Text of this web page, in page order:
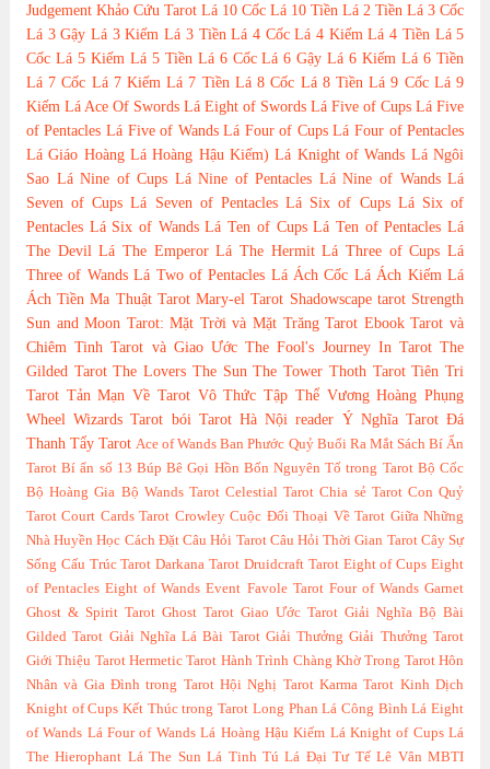
Judgement Khảo Cứu Tarot Lá 10 Cốc Lá 10 Tiền Lá 2 Tiền Lá 3 Cốc
Lá 3 Gậy Lá 3 Kiếm Lá 3 Tiền Lá 4 Cốc Lá 4 Kiếm Lá 4 Tiền Lá 5
Cốc Lá 5 Kiếm Lá 5 Tiền Lá 6 Cốc Lá 6 Gậy Lá 6 Kiếm Lá 6 Tiền
Lá 7 Cốc Lá 7 Kiếm Lá 7 Tiền Lá 8 Cốc Lá 8 Tiền Lá 9 Cốc Lá 9
Kiếm Lá Ace Of Swords Lá Eight of Swords Lá Five of Cups Lá Five
of Pentacles Lá Five of Wands Lá Four of Cups Lá Four of Pentacles
Lá Giáo Hoàng Lá Hoàng Hậu Kiếm) Lá Knight of Wands Lá Ngôi
Sao Lá Nine of Cups Lá Nine of Pentacles Lá Nine of Wands Lá
Seven of Cups Lá Seven of Pentacles Lá Six of Cups Lá Six of
Pentacles Lá Six of Wands Lá Ten of Cups Lá Ten of Pentacles Lá
The Devil Lá The Emperor Lá The Hermit Lá Three of Cups Lá
Three of Wands Lá Two of Pentacles Lá Ách Cốc Lá Ách Kiếm Lá
Ách Tiền Ma Thuật Tarot Mary-el Tarot Shadowscape tarot Strength
Sun and Moon Tarot: Mặt Trời và Mặt Trăng Tarot Ebook Tarot và
Chiêm Tinh Tarot và Giao Ước The Fool's Journey In Tarot The
Gilded Tarot The Lovers The Sun The Tower Thoth Tarot Tiên Tri
Tarot Tản Mạn Về Tarot Vô Thức Tập Thể Vương Hoàng Phụng
Wheel Wizards Tarot bói Tarot Hà Nội reader Ý Nghĩa Tarot Đá
Thanh Tẩy Tarot Ace of Wands Ban Phước Quỷ Buổi Ra Mắt Sách Bí Ẩn
Tarot Bí ẩn số 13 Búp Bê Gọi Hồn Bốn Nguyên Tố trong Tarot Bộ Cốc
Bộ Hoàng Gia Bộ Wands Tarot Celestial Tarot Chia sẻ Tarot Con Quỷ
Tarot Court Cards Tarot Crowley Cuộc Đối Thoại Về Tarot Giữa Những
Nhà Huyền Học Cách Đặt Câu Hỏi Tarot Câu Hỏi Thời Gian Tarot Cây Sự
Sống Cấu Trúc Tarot Darkana Tarot Druidcraft Tarot Eight of Cups Eight
of Pentacles Eight of Wands Event Favole Tarot Four of Wands Garnet
Ghost & Spirit Tarot Ghost Tarot Giao Ước Tarot Giải Nghĩa Bộ Bài
Gilded Tarot Giải Nghĩa Lá Bài Tarot Giải Thưởng Giải Thưởng Tarot
Giới Thiệu Tarot Hermetic Tarot Hành Trình Chàng Khờ Trong Tarot Hôn
Nhân và Gia Đình trong Tarot Hội Nghị Tarot Karma Tarot Kinh Dịch
Knight of Cups Kết Thúc trong Tarot Long Phan Lá Công Bình Lá Eight
of Wands Lá Four of Wands Lá Hoàng Hậu Kiếm Lá Knight of Cups Lá
The Hierophant Lá The Sun Lá Tinh Tú Lá Đại Tư Tế Lê Vân MBTI